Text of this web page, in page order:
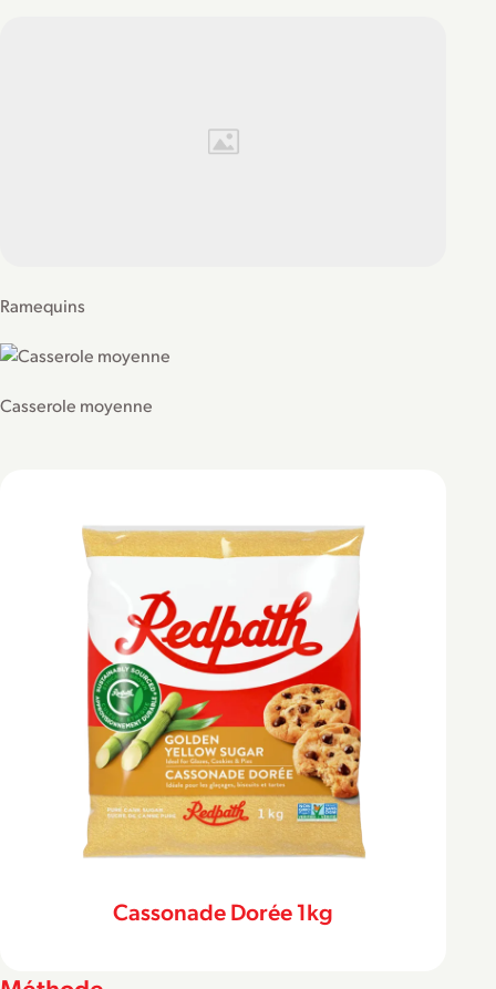
Ramequins
Casserole moyenne
Cassonade Dorée 1kg